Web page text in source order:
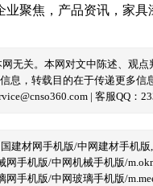
业聚焦 ， 产品资讯 ， 家具
网无关。本网对文中陈述、观
息，转载目的在于传递更多
| 客服QQ：
建材网手机版/中网建材手机版
网手机版/中网机械手机版/
网手机版/中网玻璃手机版/